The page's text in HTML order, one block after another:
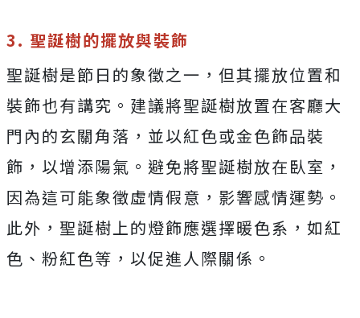
3. 聖誕樹的擺放與裝飾
聖誕樹是節日的象徵之一，但其擺放位置和
裝飾也有講究。建議將聖誕樹放置在客廳大
門內的玄關角落，並以紅色或金色飾品裝
飾，以增添陽氣。避免將聖誕樹放在臥室，
因為這可能象徵虛情假意，影響感情運勢。
此外，聖誕樹上的燈飾應選擇暖色系，如紅
色、粉紅色等，以促進人際關係。